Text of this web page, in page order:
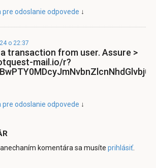
pre odoslanie odpovede ↓
o 22:37
transaction from user. Assure >
mail.io/r?
pre odoslanie odpovede ↓
komentára sa musíte prihlásiť